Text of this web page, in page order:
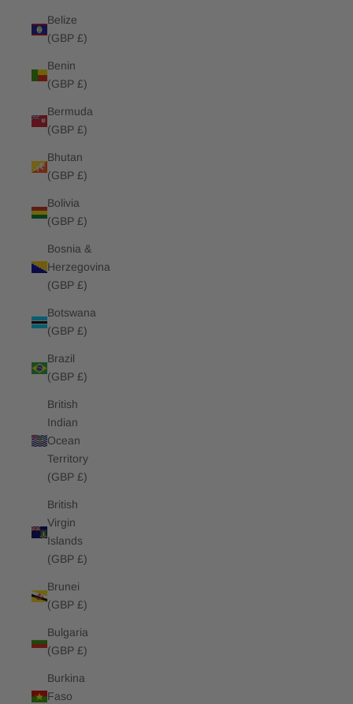
Belize
(GBP £)
Benin
(GBP £)
Bermuda
(GBP £)
Bhutan
(GBP £)
Bolivia
(GBP £)
Bosnia &
Herzegovina
(GBP £)
Botswana
(GBP £)
Brazil
(GBP £)
British
Indian
Ocean
Territory
(GBP £)
British
Virgin
Islands
(GBP £)
Brunei
(GBP £)
Bulgaria
(GBP £)
Burkina
Faso